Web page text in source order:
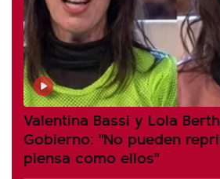
Valentina Bassi y Lola
Gobierno: "No pueden
piensa como ellos"